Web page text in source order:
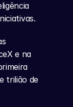
e na
trilião de